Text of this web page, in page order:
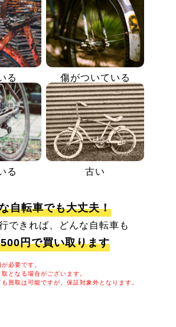
る 傷がついている
る 古い
自転車でも大丈夫！
できれば、どんな自転車も
円で買い取ります
必要です。
となる場合がございます。
買取は可能ですが、保証対象外となります。